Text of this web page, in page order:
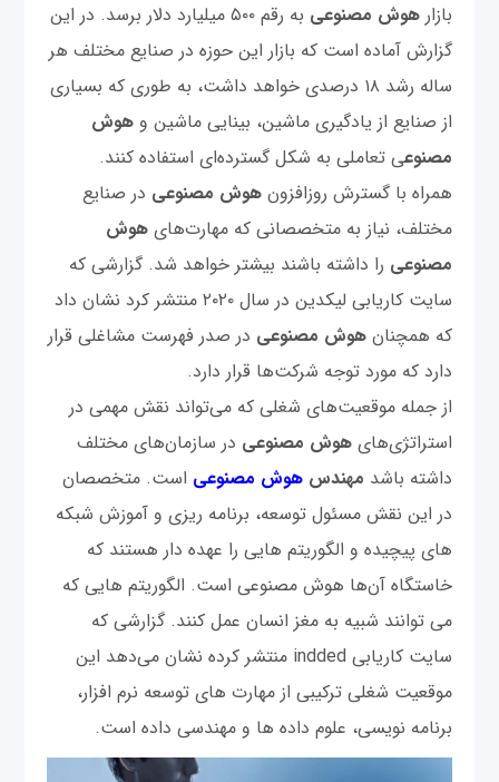
بازارهوش مصنوعی
به رقم ۵۰۰ میلیارد دلار برسد. در این
گزارش آماده است که بازار این حوزه در صنایع مختلف هر
ساله رشد ۱۸ درصدی خواهد داشت، به طوری که بسیاری
از صنایع از یادگیری ماشین، بینایی ماشین و هوش
مصنوعی تعاملی به شکل گسترده‌ای استفاده کنند.
همراه با گسترش روزافزونهوش مصنوعی در صنایع
مختلف، نیاز به متخصصانی که مهارت‌هایهوش
مصنوعی را داشته باشند بیشتر خواهد شد. گزارشی که
سایت کاریابی لیکدین در سال ۲۰۲۰ منتشر کرد نشان داد
که همچنانهوش مصنوعی در صدر فهرست مشاغلی قرار
دارد که مورد توجه شرکت‌ها قرار دارد.
از جمله موقعیت‌های شغلی که می‌تواند نقش مهمی در
استراتژی‌هایهوش مصنوعی در سازمان‌های مختلف
داشته باشد مهندس هوش مصنوعی است. متخصصان
در این نقش مسئول توسعه، برنامه ریزی و آموزش شبکه
های پیچیده و الگوریتم هایی را عهده دار هستند که
خاستگاه آن‌ها هوش مصنوعی است. الگوریتم هایی که
می توانند شبیه به مغز انسان عمل کنند. گزارشی که
سایت کاریابی indded منتشر کرده نشان می‌دهد این
موقعیت شغلی ترکیبی از مهارت های توسعه نرم افزار،
برنامه نویسی، علوم داده ها و مهندسی داده است.